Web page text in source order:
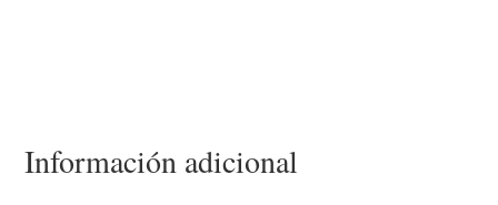
Información adicional